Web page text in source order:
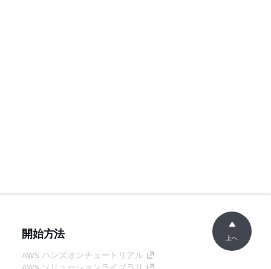
開始方法
AWS ハンズオンチュートリアル
AWS ソリューションライブラリ
上へ